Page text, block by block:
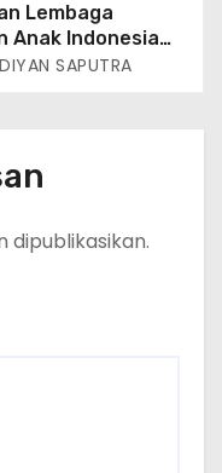
Lembaga
Anak Indonesia
2026-2031
Muhammad
Dan Beri
DIYAN SAPUTRA
dipublikasikan.